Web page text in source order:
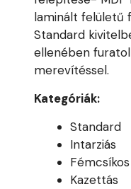
laminált felületű
Standard
ellenében
merevítéssel.
Kategóriák:
Standard
Intarziás
Fémcsíkos
Kazettás